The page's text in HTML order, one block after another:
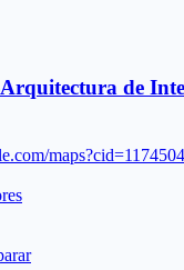
de